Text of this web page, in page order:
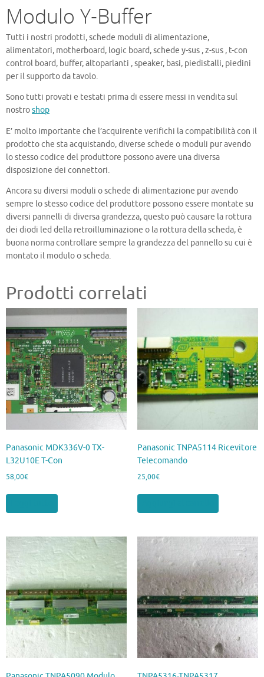
Modulo Y-Buffer
Tutti i nostri prodotti, schede moduli di alimentazione,
alimentatori, motherboard, logic board, schede y-sus , z-sus , t-con
control board, buffer, altoparlanti , speaker, basi, piedistalli, piedini
per il supporto da tavolo.
Sono tutti provati e testati prima di essere messi in vendita sul
nostroshop
E’ molto importante che l’acquirente verifichi la compatibilità con il
prodotto che sta acquistando, diverse schede o moduli pur avendo
lo stesso codice del produttore possono avere una diversa
disposizione dei connettori.
Ancora su diversi moduli o schede di alimentazione pur avendo
sempre lo stesso codice del produttore possono essere montate su
diversi pannelli di diversa grandezza, questo può causare la rottura
dei diodi led della retroilluminazione o la rottura della scheda, è
buona norma controllare sempre la grandezza del pannello su cui è
montato il modulo o scheda.
Prodotti correlati
Panasonic MDK336V-0 TX-
L32U10E T-Con
58,00€
Panasonic TNPA5114 Ricevitore
Telecomando
25,00€